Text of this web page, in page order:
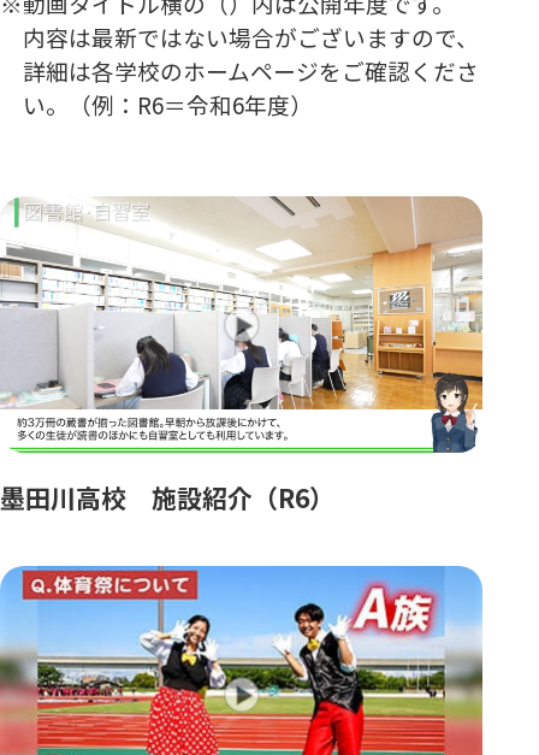
内容は最新ではない場合がございますので、
詳細は各学校のホームページをご確認くださ
い。（例：R6＝令和6年度）
墨田川高校 施設紹介（R6）